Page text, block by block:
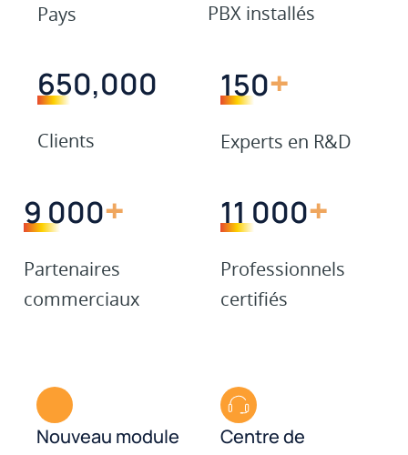
Lancez l'année avec chance
tirage en ligne
Pays PBX installés
650,000
Clients
150+
Experts en R&D
9 000+
Partenaires
commerciaux
11 000+
Professionnels
certifiés
Nouveau module
Centre de